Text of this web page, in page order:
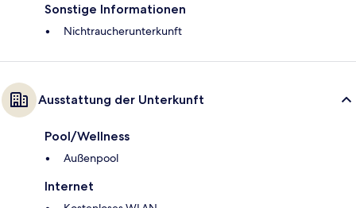
Sonstige Informationen
Nichtraucherunterkunft
Ausstattung der Unterkunft
Pool/Wellness
Außenpool
Internet